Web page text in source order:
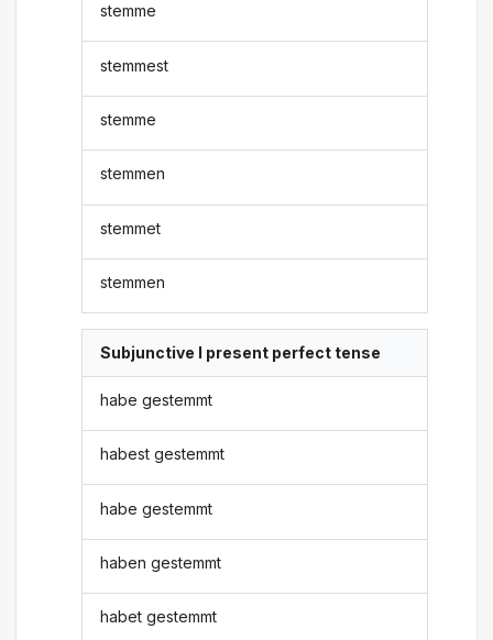
stemme
stemmest
stemme
stemmen
stemmet
stemmen
Subjunctive I present perfect tense
habe gestemmt
habest gestemmt
habe gestemmt
haben gestemmt
habet gestemmt